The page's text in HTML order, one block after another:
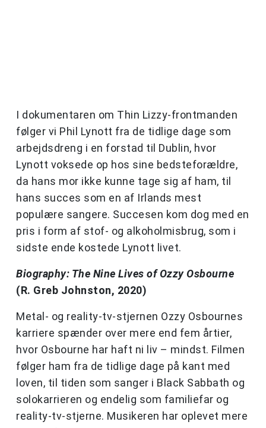
I dokumentaren om Thin Lizzy-frontmanden
følger vi Phil Lynott fra de tidlige dage som
arbejdsdreng i en forstad til Dublin, hvor
Lynott voksede op hos sine bedsteforældre,
da hans mor ikke kunne tage sig af ham, til
hans succes som en af Irlands mest
populære sangere. Succesen kom dog med en
pris i form af stof- og alkoholmisbrug, som i
sidste ende kostede Lynott livet.
Biography: The Nine Lives of Ozzy Osbourne
(R. Greb Johnston, 2020)
Metal- og reality-tv-stjernen Ozzy Osbournes
karriere spænder over mere end fem årtier,
hvor Osbourne har haft ni liv – mindst. Filmen
følger ham fra de tidlige dage på kant med
loven, til tiden som sanger i Black Sabbath og
solokarrieren og endelig som familiefar og
reality-tv-stjerne. Musikeren har oplevet mere